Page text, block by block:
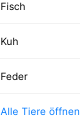
Fisch
Kuh
Feder
Alle Tiere öffnen